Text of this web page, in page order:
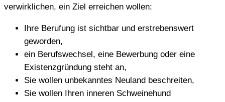
verwirklichen, ein Ziel erreichen wollen:
Ihre Berufung ist sichtbar und erstrebenswert
geworden,
ein Berufswechsel, eine Bewerbung oder eine
Existenzgründung steht an,
Sie wollen unbekanntes Neuland beschreiten,
Sie wollen Ihren inneren Schweinehund